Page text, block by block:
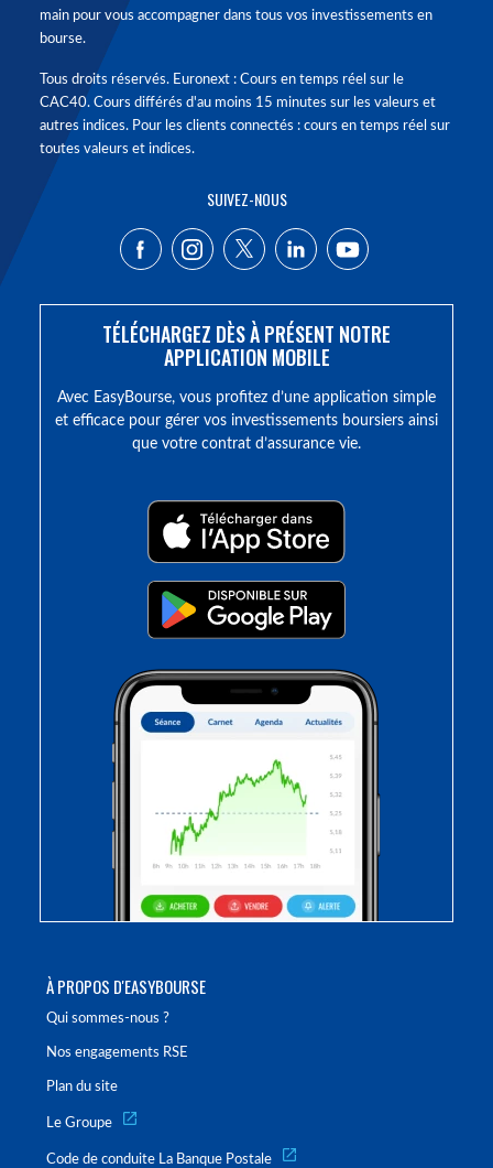
À PROPOS D'EASYBOURSE
Qui sommes-nous ?
Nos engagements RSE
Plan du site
Le Groupe
Code de conduite La Banque Postale
main pour vous accompagner dans tous vos investissements en
bourse.
Tous droits réservés. Euronext : Cours en temps réel sur le
CAC40. Cours différés d'au moins 15 minutes sur les valeurs et
autres indices. Pour les clients connectés : cours en temps réel sur
toutes valeurs et indices.
SUIVEZ-NOUS
TÉLÉCHARGEZ DÈS À PRÉSENT NOTRE
APPLICATION MOBILE
Avec EasyBourse, vous profitez d’une application simple
et efficace pour gérer vos investissements boursiers ainsi
que votre contrat d’assurance vie.